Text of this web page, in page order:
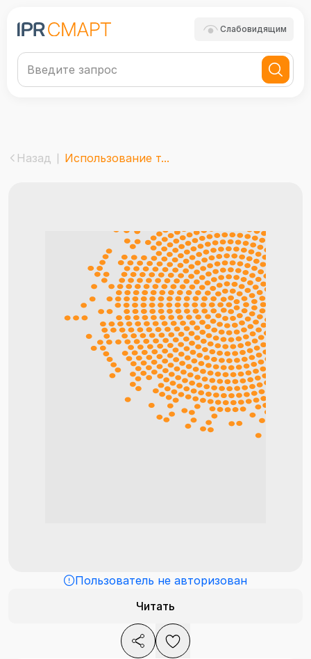
Слабовидящим
Назад Использование т...
Пользователь не авторизован
Читать